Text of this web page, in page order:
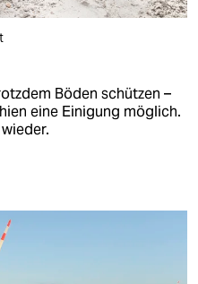
Böden schützen –
eine Einigung möglich.